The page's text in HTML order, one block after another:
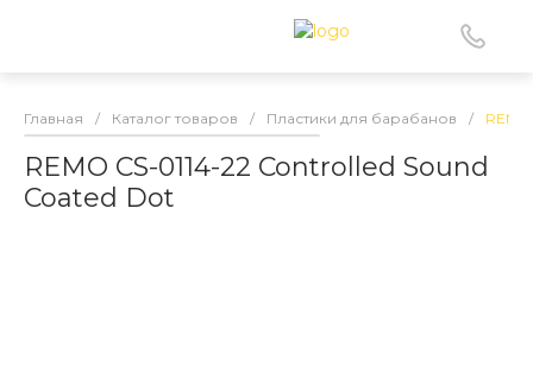
Главная / Каталог товаров / Пластики для барабанов /
REMO CS-0114-22 Controlled Sound
Coated Dot